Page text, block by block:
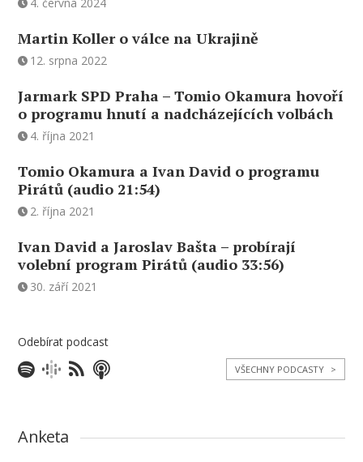
Martin Koller o válce na Ukrajině
12. srpna 2022
Jarmark SPD Praha – Tomio Okamura hovoří
o programu hnutí a nadcházejících volbách
4. října 2021
Tomio Okamura a Ivan David o programu
Pirátů (audio 21:54)
2. října 2021
Ivan David a Jaroslav Bašta – probírají
volební program Pirátů (audio 33:56)
30. září 2021
Odebírat podcast
VŠECHNY PODCASTY >
Anketa